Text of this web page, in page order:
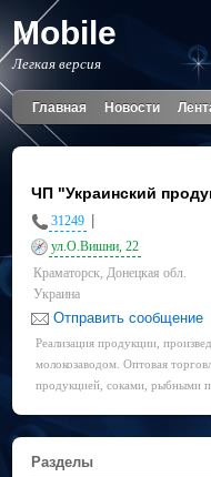
Mobile
Легкая версия
Главная Новости
ЧП "Украинский
31249
ул.О.Вишни, 22
Краматорск, Донецкая обл.
Украина
Отправить сообщение
Реализация продукции,
молокозаводом. Оптовая
продукцией, соками, рыбными
Разделы